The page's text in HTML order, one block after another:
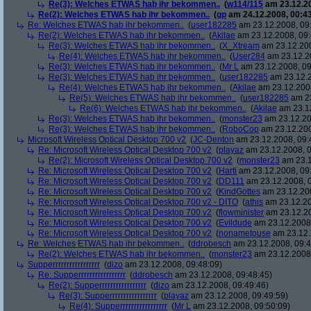
Re(3): Welches ETWAS hab ihr bekommen.. (w114/115 am
Re(2): Welches ETWAS hab ihr bekommen.. (gp am 24.12.2008,
Re: Welches ETWAS hab ihr bekommen.. (user182285 am 23.12.2008,
Re(2): Welches ETWAS hab ihr bekommen.. (Akilae am 23.12.2008,
Re(3): Welches ETWAS hab ihr bekommen.. (X_Xtream am
Re(4): Welches ETWAS hab ihr bekommen.. (User284 am
Re(3): Welches ETWAS hab ihr bekommen.. (Mr L am 23.12.2008,
Re(3): Welches ETWAS hab ihr bekommen.. (user182285 am
Re(4): Welches ETWAS hab ihr bekommen.. (Akilae am
Re(5): Welches ETWAS hab ihr bekommen.. (user182285 am
Re(6): Welches ETWAS hab ihr bekommen.. (Akilae am
Re(3): Welches ETWAS hab ihr bekommen.. (monster23 am
Re(3): Welches ETWAS hab ihr bekommen.. (RoboCop am
Microsoft Wireless Optical Desktop 700 v2 (JC-Denton am 23.12.2008,
Re: Microsoft Wireless Optical Desktop 700 v2 (playaz am 23.12.2008,
Re(2): Microsoft Wireless Optical Desktop 700 v2 (monster23 am
Re: Microsoft Wireless Optical Desktop 700 v2 (Harti am 23.12.2008,
Re: Microsoft Wireless Optical Desktop 700 v2 (DD111 am 23.12.2008,
Re: Microsoft Wireless Optical Desktop 700 v2 (KindGottes am
Re: Microsoft Wireless Optical Desktop 700 v2 - DITO (athis am
Re: Microsoft Wireless Optical Desktop 700 v2 (flowminister am
Re: Microsoft Wireless Optical Desktop 700 v2 (Evildude am
Re: Microsoft Wireless Optical Desktop 700 v2 (nonametouse am
Re: Welches ETWAS hab ihr bekommen.. (ddrobesch am 23.12.2008,
Re(2): Welches ETWAS hab ihr bekommen.. (monster23 am
Supperrrrrrrrrrrrrrrrr (dizo am 23.12.2008, 09:48:09)
Re: Supperrrrrrrrrrrrrrrrr (ddrobesch am 23.12.2008, 09:48:45)
Re(2): Supperrrrrrrrrrrrrrrrr (dizo am 23.12.2008, 09:49:46)
Re(3): Supperrrrrrrrrrrrrrrrr (playaz am 23.12.2008, 09:49:59)
Re(4): Supperrrrrrrrrrrrrrrrr (Mr L am 23.12.2008, 09:50:09)